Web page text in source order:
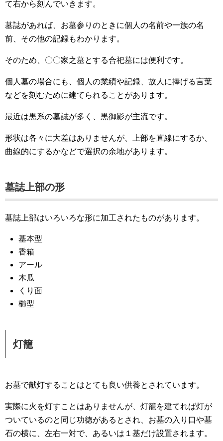
て右から刻んでいきます。
墓誌があれば、お墓参りのときに個人の名前や一族の名
前、その他の記録もわかります。
そのため、〇〇家之墓とする合祀墓には便利です。
個人墓の場合にも、個人の業績や記録、故人に捧げる言葉
などを刻むために建てられることがあります。
最近は黒系の墓誌が多く、黒御影が主流です。
形状は各々に大差はありませんが、上部を直線にするか、
曲線的にするかなどで選択の余地があります。
墓誌上部の形
墓誌上部はいろいろな形に加工されたものがあります。
基本型
香箱
アール
木瓜
くり面
櫛型
灯籠
お墓で献灯することはとても良い供養とされています。
実際に火を灯すことはありませんが、灯籠を建てれば灯が
ついているのと同じ功徳があるとされ、お墓の入り口や墓
石の横に、左右一対で、あるいは１基だけ設置されます。